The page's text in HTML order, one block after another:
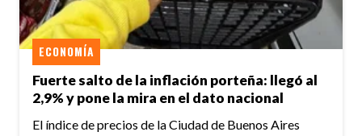
Fuerte salto de la inflación porteña: llegó al
2,9% y pone la mira en el dato nacional
ECONOMÍA
El índice de precios de la Ciudad de Buenos Aires